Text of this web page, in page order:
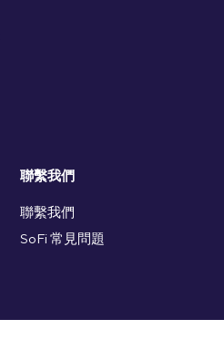
聯繫我們
聯繫我們
SoFi 常見問題